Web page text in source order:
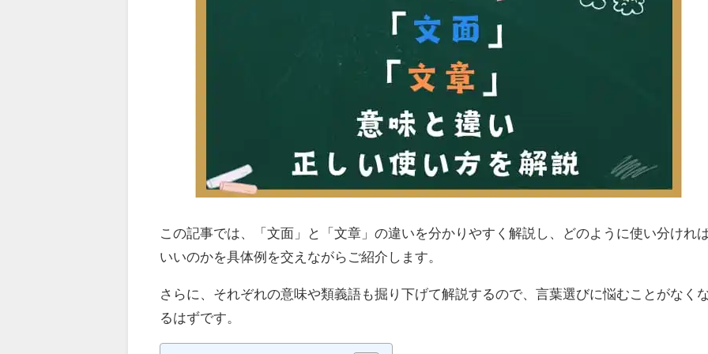
この記事では、「文面」と「文章」の違いを分かりやすく解説し、どのように使い分けれ
いいのかを具体例を交えながらご紹介します。
さらに、それぞれの意味や類義語も掘り下げて解説するので、言葉選びに悩むことがなく
るはずです。